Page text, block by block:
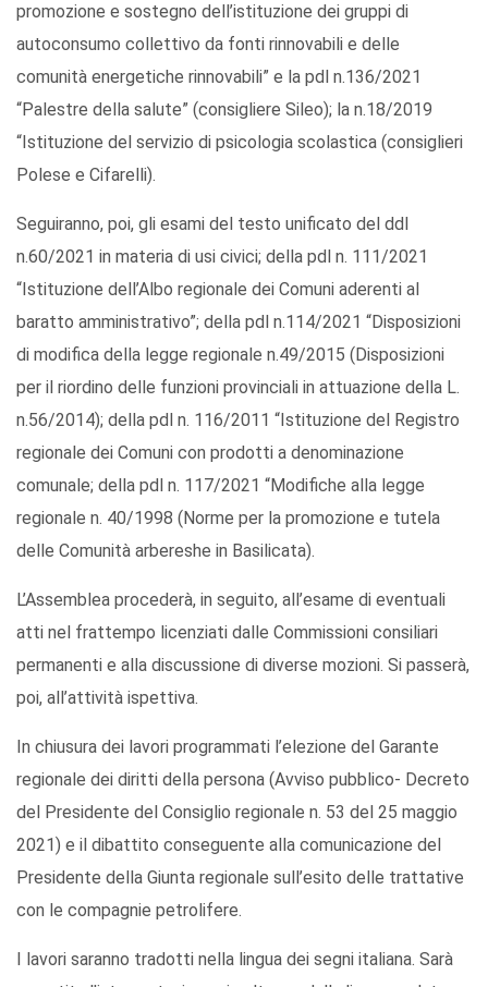
promozione e sostegno dell’istituzione dei gruppi di
autoconsumo collettivo da fonti rinnovabili e delle
comunità energetiche rinnovabili” e la pdl n.136/2021
“Palestre della salute” (consigliere Sileo); la n.18/2019
“Istituzione del servizio di psicologia scolastica (consiglieri
Polese e Cifarelli).
Seguiranno, poi, gli esami del testo unificato del ddl
n.60/2021 in materia di usi civici; della pdl n. 111/2021
“Istituzione dell’Albo regionale dei Comuni aderenti al
baratto amministrativo”; della pdl n.114/2021 “Disposizioni
di modifica della legge regionale n.49/2015 (Disposizioni
per il riordino delle funzioni provinciali in attuazione della L.
n.56/2014); della pdl n. 116/2011 “Istituzione del Registro
regionale dei Comuni con prodotti a denominazione
comunale; della pdl n. 117/2021 “Modifiche alla legge
regionale n. 40/1998 (Norme per la promozione e tutela
delle Comunità arbereshe in Basilicata).
L’Assemblea procederà, in seguito, all’esame di eventuali
atti nel frattempo licenziati dalle Commissioni consiliari
permanenti e alla discussione di diverse mozioni. Si passerà,
poi, all’attività ispettiva.
In chiusura dei lavori programmati l’elezione del Garante
regionale dei diritti della persona (Avviso pubblico- Decreto
del Presidente del Consiglio regionale n. 53 del 25 maggio
2021) e il dibattito conseguente alla comunicazione del
Presidente della Giunta regionale sull’esito delle trattative
con le compagnie petrolifere.
I lavori saranno tradotti nella lingua dei segni italiana. Sarà